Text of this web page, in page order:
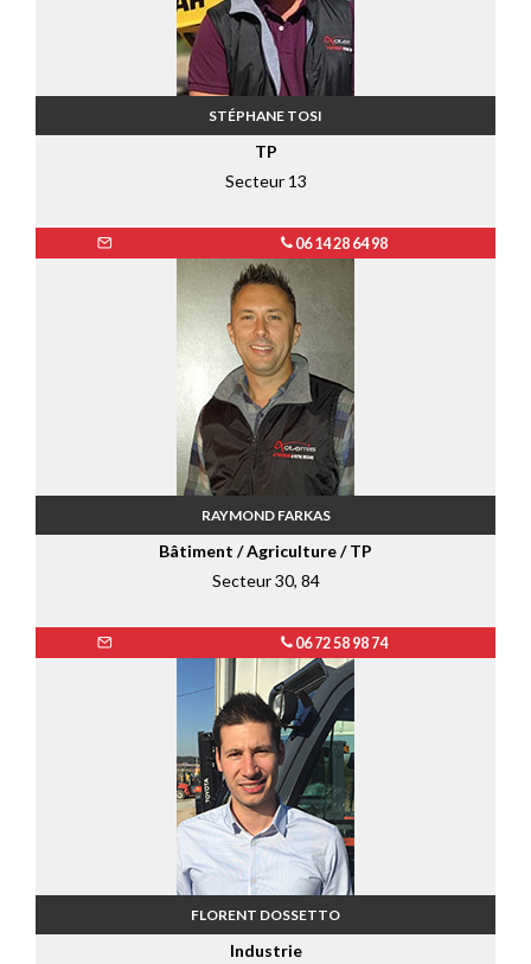
STÉPHANE TOSI
TP
Secteur 13
06 14 28 64 98
RAYMOND FARKAS
Bâtiment / Agriculture / TP
Secteur 30, 84
06 72 58 98 74
FLORENT DOSSETTO
Industrie